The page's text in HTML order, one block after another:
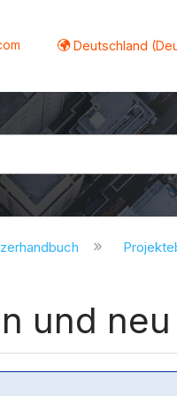
Deutschland
und